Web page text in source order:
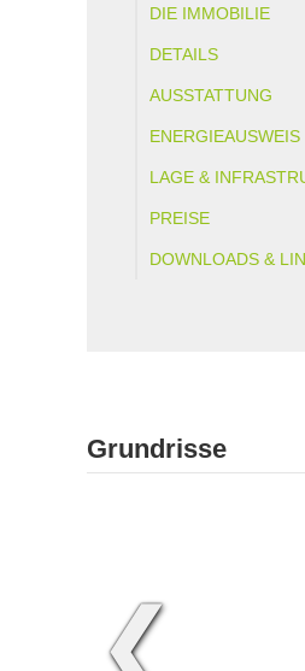
DIE IMMOBILIE
DETAILS
AUSSTATTUNG
ENERGIEAUSWEIS
LAGE &
PREISE
DOWNLOADS &
Grundrisse
❮